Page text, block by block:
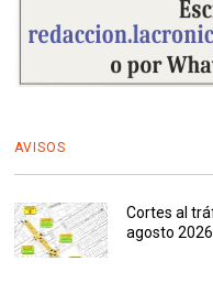
AVISOS
Cortes al
agosto 2026